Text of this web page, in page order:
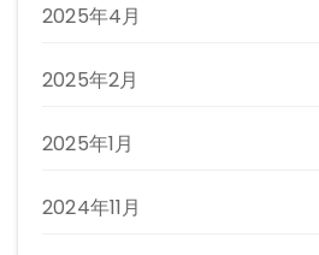
2025年4月
2025年2月
2025年1月
2024年11月